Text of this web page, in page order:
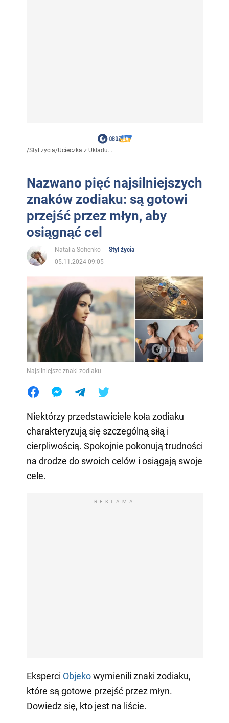
/Styl życia/Ucieczka z Układu...
Nazwano pięć najsilniejszych
znaków zodiaku: są gotowi
przejść przez młyn, aby
osiągnąć cel
Natalia Sofienko
Styl życia
05.11.2024 09:05
Najsilniejsze znaki zodiaku
Niektórzy przedstawiciele koła zodiaku
charakteryzują się szczególną siłą i
cierpliwością. Spokojnie pokonują trudności
na drodze do swoich celów i osiągają swoje
cele.
REKLAMA
Eksperci Objekowymienili znaki zodiaku,
które są gotowe przejść przez młyn.
Dowiedz się, kto jest na liście.